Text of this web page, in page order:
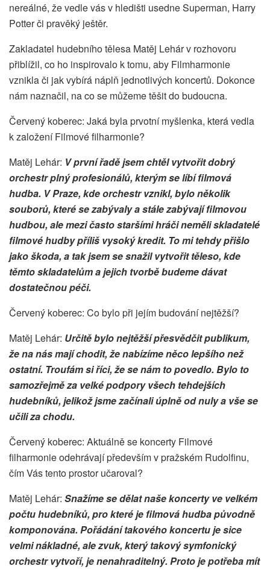
nereálné, že vedle vás v hledišti usedne Superman, Harry
Potter či pravěký ještěr.
Zakladatel hudebního tělesa Matěj Lehár v rozhovoru
přiblížil, co ho inspirovalo k tomu, aby Filmharmonie
vznikla či jak vybírá náplň jednotlivých koncertů. Dokonce
nám naznačil, na co se můžeme těšit do budoucna.
Červený koberec: Jaká byla prvotní myšlenka, která vedla
k založení Filmové filharmonie?
Matěj Lehár: V první řadě jsem chtěl vytvořit dobrý
orchestr plný profesionálů, kterým se líbí filmová
hudba. V Praze, kde orchestr vznikl, bylo několik
souborů, které se zabývaly a stále zabývají filmovou
hudbou, ale mezi často staršími hráči neměli skladatelé
filmové hudby příliš vysoký kredit. To mi tehdy přišlo
jako škoda, a tak jsem se snažil vytvořit těleso, kde
těmto skladatelům a jejich tvorbě budeme dávat
dostatečnou péči.
Červený koberec: Co bylo při jejím budování nejtěžší?
Matěj Lehár: Určitě bylo nejtěžší přesvědčit publikum,
že na nás mají chodit, že nabízíme něco lepšího než
ostatní. Troufám si říci, že se nám to povedlo. Bylo to
samozřejmě za velké podpory všech tehdejších
hudebníků, jelikož jsme začínali úplně od nuly a vše se
učili za chodu.
Červený koberec: Aktuálně se koncerty Filmové
filharmonie odehrávají především v pražském Rudolfinu,
čím Vás tento prostor učaroval?
Matěj Lehár: Snažíme se dělat naše koncerty ve velkém
počtu hudebníků, pro které je filmová hudba původně
komponována. Pořádání takového koncertu je sice
velmi nákladné, ale zvuk, který takový symfonický
orchestr vytvoří, je nenahraditelný. Proto je potřeba mít